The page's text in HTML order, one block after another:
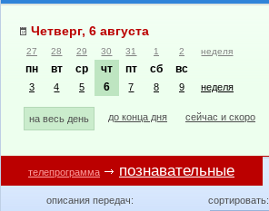
Четверг, 6 августа
27 28 29 30 31 1 2 неделя
пн вт ср чт пт сб вс
3 4 5 6 7 8 9 неделя
на весь день до конца дня сейчас и скоро
телепрограмма познавательные
описания передач:
сортировать: